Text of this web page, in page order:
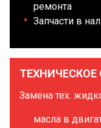
ремонта
Запчасти в
Замена тех.
масла в